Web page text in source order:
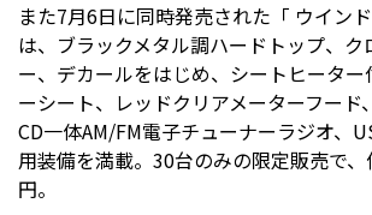
また7月6日に同時発売された「 ウイン
は、ブラックメタル調ハードトップ、ク
ー、デカールをはじめ、シートヒータ
ーシート、レッドクリアメーターフー
CD一体AM/FM電子チューナーラジオ、
用装備を満載。30台のみの限定販売で
円。